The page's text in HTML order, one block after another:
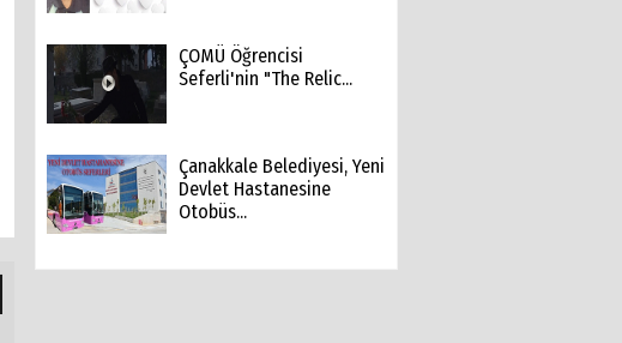
ÇOMÜ Öğrencisi
Seferli'nin "The Relic...
Çanakkale Belediyesi, Yeni
Devlet Hastanesine
Otobüs...